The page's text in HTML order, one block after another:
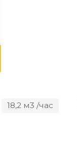
18,2 м3 /час